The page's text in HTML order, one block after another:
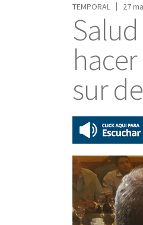
TEMPORAL
27
sur